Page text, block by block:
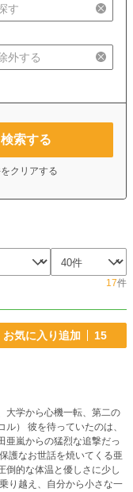
索する
クリアする
17件
お気に入り追加 15
大学から心機一転、第二の
） 彼を待っていたのは、
亜嵐からの猛烈な追撃だっ
護なお世話を焼いてくる亜
倒的な体温と優しさに少し
り越え、自分から小さな一